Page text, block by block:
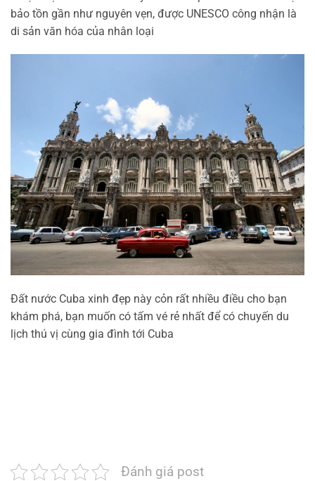
bảo tồn gần như nguyên vẹn, được UNESCO công nhận là
di sản văn hóa của nhân loại
Đất nước Cuba xinh đẹp này cỏn rất nhiều điều cho bạn
khám phá, bạn muốn có tấm vé rẻ nhất để có chuyến du
lịch thú vị cùng gia đình tới Cuba
Đánh giá post